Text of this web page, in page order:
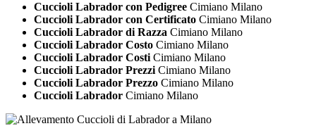
Cuccioli Labrador con Pedigree Cimiano Milano
Cuccioli Labrador con Certificato Cimiano Milano
Cuccioli Labrador di Razza Cimiano Milano
Cuccioli Labrador Costo Cimiano Milano
Cuccioli Labrador CostiCimiano Milano
Cuccioli Labrador PrezziCimiano Milano
Cuccioli Labrador Prezzo Cimiano Milano
Cuccioli Labrador Cimiano Milano